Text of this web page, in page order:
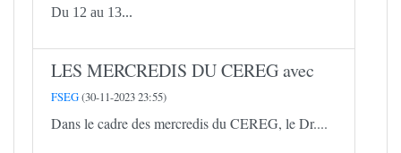
Du 12 au 13...
LES MERCREDIS DU CEREG avec
FSEG(30-11-2023 23:55)
Dans le cadre des mercredis du CEREG, le Dr....